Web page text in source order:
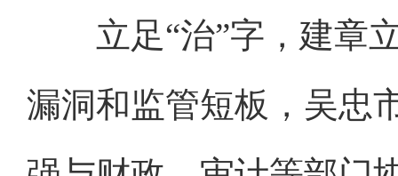
立足“治”字，建章立
漏洞和监管短板，吴忠